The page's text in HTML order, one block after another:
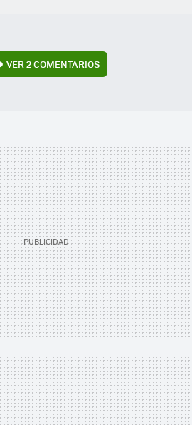
VER2 COMENTARIOS